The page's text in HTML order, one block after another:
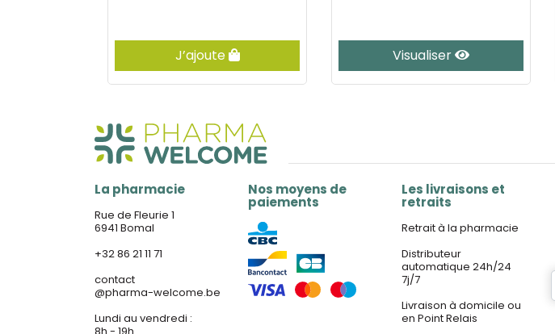
J’ajoute Visualiser
La pharmacie
Rue de Fleurie 1
6941 Bomal
+32 86 21 11 71
contact
@pharma-welcome.be
Lundi au vendredi :
Nos moyens de
paiements
Les livraisons et
retraits
Retrait à la pharmacie
Distributeur
automatique 24h/24
7j/7
Livraison à domicile ou
en Point Relais